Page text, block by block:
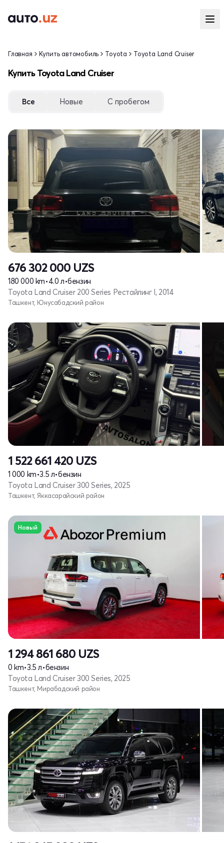
Главная Купить автомобиль Toyota Toyota Land Cruiser
Купить Toyota Land Cruiser
Все Новые С пробегом
676 302 000 UZS
180 000 km•4.0 л•бензин
Toyota Land Cruiser 200 Series Рестайлинг I, 2014
Ташкент, Юнусабадский район
1 522 661 420 UZS
1 000 km•3.5 л•бензин
Toyota Land Cruiser 300 Series, 2025
Ташкент, Яккасарайский район
Новый
1 294 861 680 UZS
0 km•3.5 л•бензин
Toyota Land Cruiser 300 Series, 2025
Ташкент, Мирабадский район